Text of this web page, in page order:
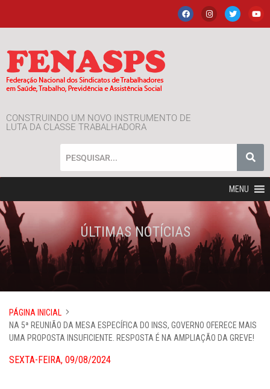
CONSTRUINDO UM NOVO INSTRUMENTO DE
LUTA DA CLASSE TRABALHADORA
MENU
ÚLTIMAS NOTÍCIAS
PÁGINA INICIAL
NA 5ª REUNIÃO DA MESA ESPECÍFICA DO INSS, GOVERNO OFERECE MAIS
UMA PROPOSTA INSUFICIENTE. RESPOSTA É NA AMPLIAÇÃO DA GREVE!
SEXTA-FEIRA, 09/08/2024